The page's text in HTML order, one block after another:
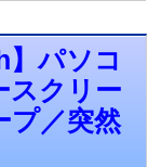
】パソコ
スクリー
プ／突然